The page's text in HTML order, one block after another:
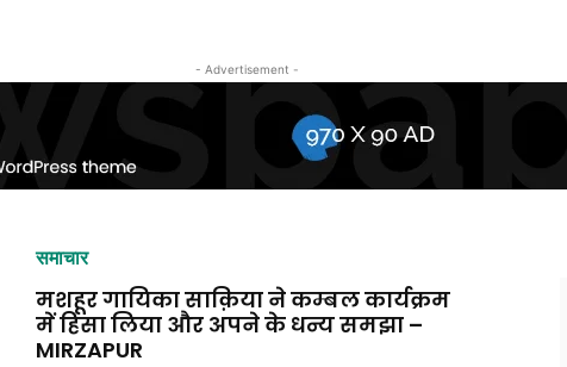
Latest
- Advertisement -
समाचार
मशहूर गायिका साक़िया ने कम्बल कार्यक्रम
में हिसा लिया और अपने के धन्य समझा –
MIRZAPUR